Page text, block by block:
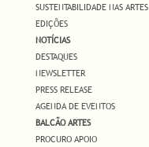
SUSTENTABILIDADE NAS ARTES
EDIÇÕES
NOTÍCIAS
DESTAQUES
NEWSLETTER
PRESS RELEASE
AGENDA DE EVENTOS
BALCÃO ARTES
PROCURO APOIO